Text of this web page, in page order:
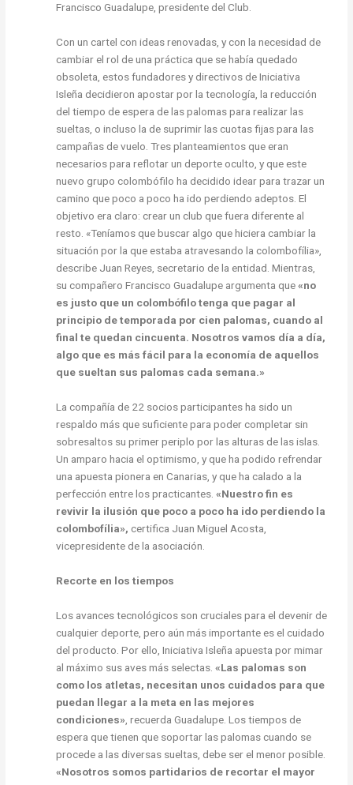
Francisco Guadalupe, presidente del Club.
Con un cartel con ideas renovadas, y con la necesidad de
cambiar el rol de una práctica que se había quedado
obsoleta, estos fundadores y directivos de Iniciativa
Isleña decidieron apostar por la tecnología, la reducción
del tiempo de espera de las palomas para realizar las
sueltas, o incluso la de suprimir las cuotas fijas para las
campañas de vuelo. Tres planteamientos que eran
necesarios para reflotar un deporte oculto, y que este
nuevo grupo colombófilo ha decidido idear para trazar un
camino que poco a poco ha ido perdiendo adeptos. El
objetivo era claro: crear un club que fuera diferente al
resto. «Teníamos que buscar algo que hiciera cambiar la
situación por la que estaba atravesando la colombofília»,
describe Juan Reyes, secretario de la entidad. Mientras,
su compañero Francisco Guadalupe argumenta que«no
es justo que un colombófilo tenga que pagar al
principio de temporada por cien palomas, cuando al
final te quedan cincuenta. Nosotros vamos día a día,
algo que es más fácil para la economía de aquellos
que sueltan sus palomas cada semana.»
La compañía de 22 socios participantes ha sido un
respaldo más que suficiente para poder completar sin
sobresaltos su primer periplo por las alturas de las islas.
Un amparo hacia el optimismo, y que ha podido refrendar
una apuesta pionera en Canarias, y que ha calado a la
perfección entre los practicantes.«Nuestro fin es
revivir la ilusión que poco a poco ha ido perdiendo la
colombofília», certifica Juan Miguel Acosta,
vicepresidente de la asociación.
Recorte en los tiempos
Los avances tecnológicos son cruciales para el devenir de
cualquier deporte, pero aún más importante es el cuidado
del producto. Por ello, Iniciativa Isleña apuesta por mimar
al máximo sus aves más selectas.«Las palomas son
como los atletas, necesitan unos cuidados para que
puedan llegar a la meta en las mejores
condiciones» , recuerda Guadalupe. Los tiempos de
espera que tienen que soportar las palomas cuando se
procede a las diversas sueltas, debe ser el menor posible.
«Nosotros somos partidarios de recortar el mayor